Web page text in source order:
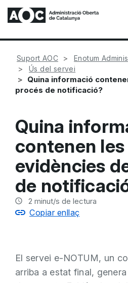
Suport AOC
Enotum
Ús del servei
Quina informació
procés de notificació?
Quina
contenen les
evidències
de
2 minut/s de lectura
Copiar enllaç
El servei e-NOTUM, un
arriba a estat final,